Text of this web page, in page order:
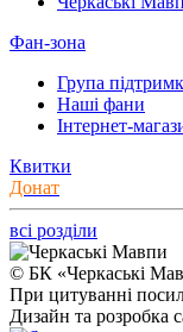
Фан-зона
Група
Наші фани
Інтернет-
Квитки
Донат
всі розділи
© БК «Черкаські
При цитуванні
Дизайн та розробка